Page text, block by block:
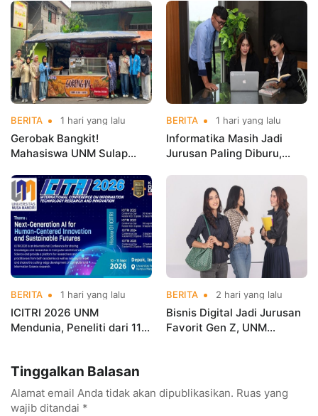
Kerja Sebelum Lulus
Indonesia Open
Championships 2026
BERITA 1 hari yang lalu
Gerobak Bangkit!
Mahasiswa UNM Sulap
Menarik dan Laris
BERITA 1 hari yang lalu
Informatika Masih Jadi
Jurusan Paling Diburu,
hingga Cyber Security
BERITA 1 hari yang lalu
ICITRI 2026 UNM
Mendunia, Peneliti dari 11
BERITA 2 hari yang lalu
Bisnis Digital Jadi Jurusan
Favorit Gen Z, UNM
Tinggalkan Balasan
Alamat email Anda tidak akan dipublikasikan. Ruas yang
wajib ditandai *